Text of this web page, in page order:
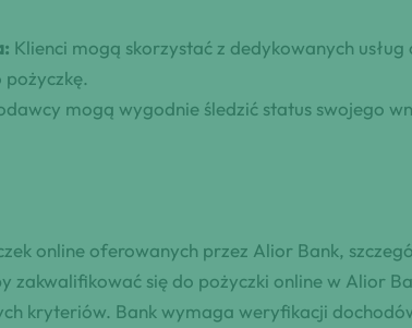
Klienci mogą skorzystać z dedykowanych
pożyczkę.
mogą wygodnie śledzić status swojego
online oferowanych przez Alior Bank,
zakwalifikować się do pożyczki online w Alior
kryteriów. Bank wymaga weryfikacji